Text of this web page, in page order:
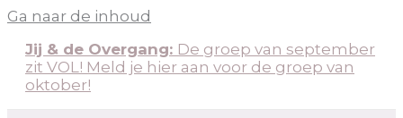
Ga naar de inhoud
Jij & de Overgang: De groep van september
zit VOL! Meld je hier aan voor de groep van
oktober!